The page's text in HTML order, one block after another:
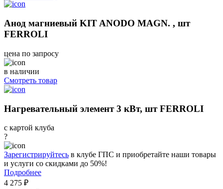
Анод магниевый KIT ANODO MAGN. , шт
FERROLI
цена по запросу
в наличии
Смотреть товар
Нагревательный элемент 3 кВт, шт FERROLI
с картой клуба
?
Зарегистрируйтесь в клубе ГПС и приобретайте наши товары
и услуги со скидками до 50%!
Подробнее
4 275 ₽